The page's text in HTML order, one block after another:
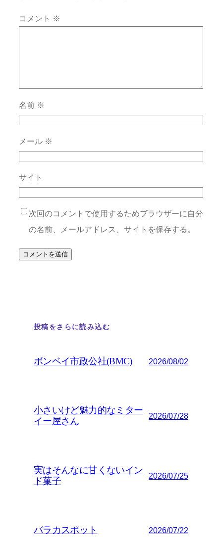
コメント ※
名前 ※
メール ※
サイト
次回のコメントで使用するためブラウザーに自分
の名前、メールアドレス、サイトを保存する。
投稿をさらに読み込む
ボンベイ市政公社(BMC) 2026/08/02
小さいけど魅力的なミター
イー屋さん
2026/07/28
実はそんなに甘くないイン
ド菓子
2026/07/25
バラカスポット 2026/07/22